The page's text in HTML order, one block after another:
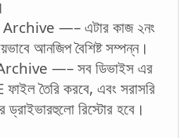
—– এটার কাজ ২নং
আনজিপ বৈশিষ্ট সম্পন্ন।
—– সব ডিভাইস এর
ফাইল তৈরি করবে, এবং সরাসরি
ড্রাইভারহুলো রিস্টোর হবে।